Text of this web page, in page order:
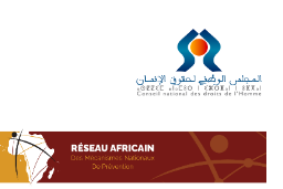
Skip
to
main
content